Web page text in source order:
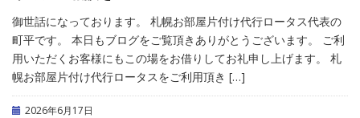
御世話になっております。 札幌お部屋片付け代行ロータス代表の
町平です。 本日もブログをご覧頂きありがとうございます。 ご利
用いただくお客様にもこの場をお借りしてお礼申し上げます。 札
幌お部屋片付け代行ロータスをご利用頂き […]
2026年6月17日